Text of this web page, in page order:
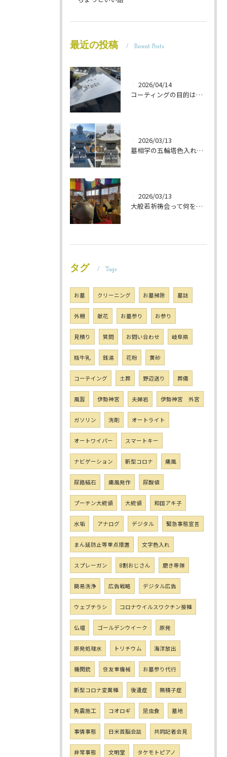
最近の投稿 Recent Posts
2026/04/14
コーティングの目的は 墓石を保護することです 岐阜のお墓掃除屋「磨き専隊」です
2026/03/13
墓相学の五輪塔色入れ 岐阜のお墓掃除屋「磨き専隊」です
2026/03/13
大般若祈祷会って何をするの？ 岐阜のお墓掃除屋「磨き専隊」です
タグ Tags
お墓 クリーニング お墓掃除 墓誌
外柵 献花 お墓参り お参り
見積り 質問 お問い合わせ 岐阜県
瓶牛乳 銭湯 花粉 黄砂
コーテイング 土葬 野辺送り 葬儀
風習 伊勢神宮 夫婦岩 伊勢神宮 外宮
ガソリン 洗剤 オートライト
オートワイパー スマートキー
ナビゲーション 新型コロナ 痛風
尿路結石 痛風発作 尿酸値
プーチン大統領 大統領 和田アキ子
水垢 アナログ デジタル 緊急事態宣言
まん延防止等重点措置 文字色入れ
スプレーガン 8割おじさん 磨き専隊
簡易洗浄 広告戦略 デジタル広告
ウェブチラシ コロナウイルスワクチン接種
仏壇 ゴールデンウイーク 原発
原発処理水 トリチウム 海洋放出
機関銃 住友重機械 お墓参り代行
新型コロナ変異種 後遺症 無精子症
免震施工 コオロギ 昆虫食 墓地
事情事態 日米首脳会談 共同記者会見
非常事態 文明堂 タケモトピアノ